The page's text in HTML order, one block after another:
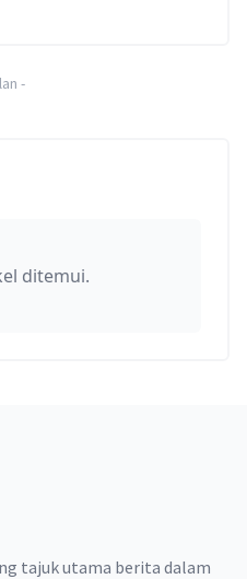
-
ditemui.
tajuk utama berita dalam